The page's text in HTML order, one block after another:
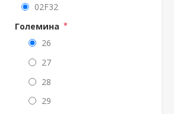
02F32
Големина *
26
27
28
29